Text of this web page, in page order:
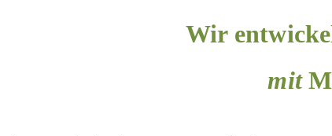
Wir
mit